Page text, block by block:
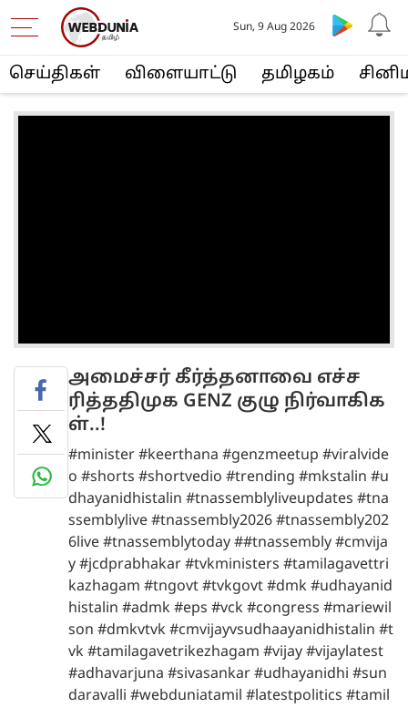
செய்திகள் விளையா‌ட்டு த‌மிழக‌ம்
Sun, 9 Aug 2026
அமைச்சர் கீர்த்தனாவை எச்ச
ரித்ததிமுக GENZ குழு நிர்வாகிக
ள்..!
#minister #keerthana #genzmeetup #viralvide
o #shorts #shortvedio #trending #mkstalin #u
dhayanidhistalin #tnassemblyliveupdates #tna
ssemblylive #tnassembly2026 #tnassembly202
6live #tnassemblytoday ##tnassembly #cmvija
y #jcdprabhakar #tvkministers #tamilagavettri
kazhagam #tngovt #tvkgovt #dmk #udhayanid
histalin #admk #eps #vck #congress #mariewil
son #dmkvtvk #cmvijayvsudhaayanidhistalin #t
vk #tamilagavetrikezhagam #vijay #vijaylatest
#adhavarjuna #sivasankar #udhayanidhi #sun
daravalli #webduniatamil #latestpolitics #tamil